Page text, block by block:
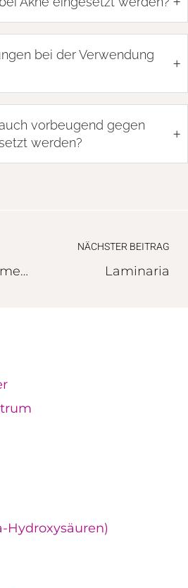
bei der Verwendung
+
vorbeugend gegen
werden?
+
Lactobacillus-Fermente
NÄCHSTER BEITRAG
Laminaria
Hydroxysäuren)